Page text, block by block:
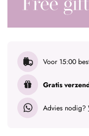
Voor 15:00
Gratis
Advies nodig?